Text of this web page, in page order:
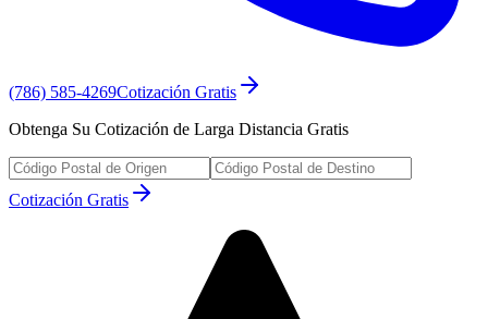
(786) 585-4269Cotización Gratis
Obtenga Su Cotización de Larga Distancia Gratis
Cotización Gratis